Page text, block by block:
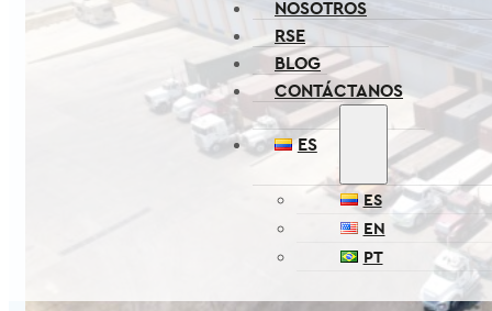
NOSOTROS
RSE
BLOG
CONTÁCTANOS
ES
ES
EN
PT